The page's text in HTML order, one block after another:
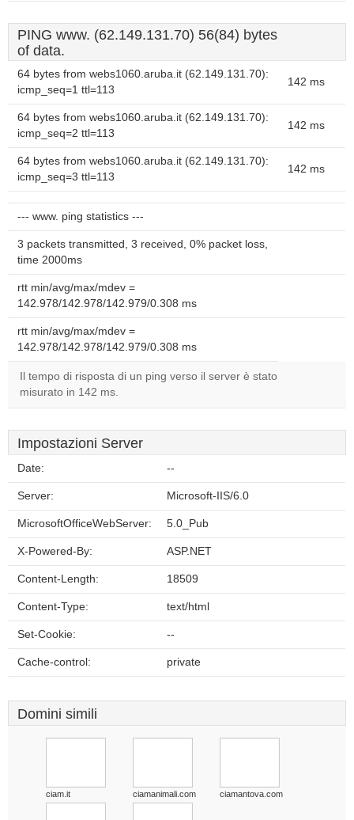
PING www. (62.149.131.70) 56(84) bytes
of data.
64 bytes from webs1060.aruba.it (62.149.131.70):
icmp_seq=1 ttl=113
142 ms
64 bytes from webs1060.aruba.it (62.149.131.70):
icmp_seq=2 ttl=113
142 ms
64 bytes from webs1060.aruba.it (62.149.131.70):
icmp_seq=3 ttl=113
142 ms
--- www. ping statistics ---
3 packets transmitted, 3 received, 0% packet loss,
time 2000ms
rtt min/avg/max/mdev =
142.978/142.978/142.979/0.308 ms
rtt min/avg/max/mdev =
142.978/142.978/142.979/0.308 ms
Il tempo di risposta di un ping verso il server è stato
misurato in 142 ms.
Impostazioni Server
Date: --
Server: Microsoft-IIS/6.0
MicrosoftOfficeWebServer: 5.0_Pub
X-Powered-By: ASP.NET
Content-Length: 18509
Content-Type: text/html
Set-Cookie: --
Cache-control: private
Domini simili
ciam.it ciamanimali.com ciamantova.com